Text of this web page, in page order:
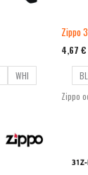
WHI
Zippo
4,67 €
Zippo